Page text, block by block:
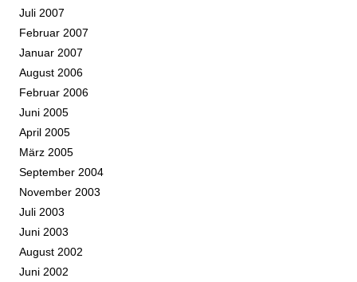
Juli 2007
Februar 2007
Januar 2007
August 2006
Februar 2006
Juni 2005
April 2005
März 2005
September 2004
November 2003
Juli 2003
Juni 2003
August 2002
Juni 2002